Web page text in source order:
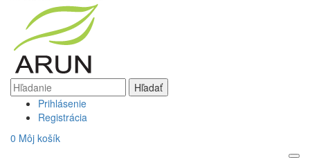
Prihlásenie
Registrácia
0 Môj košík